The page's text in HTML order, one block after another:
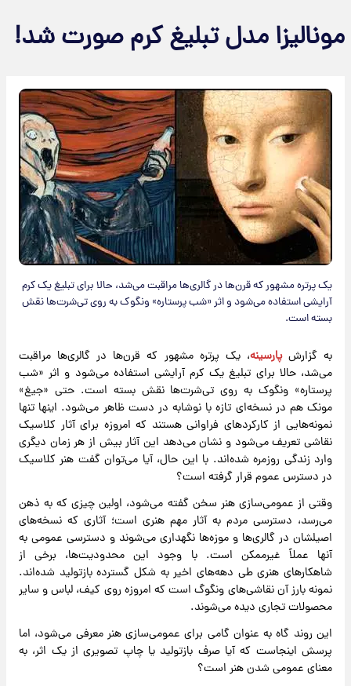
مونالیزا مدل تبلیغ کرم صورت شد!
یک پرتره مشهور که قرن‌ها در گالری‌ها مراقبت می‌شد، حالا برای تبلیغ یک کرم
آرایشی استفاده می‌شود و اثر «شب پرستاره» ونگوک به روی تی‌شرت‌ها نقش
بسته است.
به گزارشپارسینه، یک پرتره مشهور که قرن‌ها در گالری‌ها مراقبت
می‌شد، حالا برای تبلیغ یک کرم آرایشی استفاده می‌شود و اثر «شب
پرستاره» ونگوک به روی تی‌شرت‌ها نقش بسته است. حتی «جیغ»
مونک هم در نسخه‌ای تازه با نوشابه در دست ظاهر می‌شود. اینها تنها
نمونه‌هایی از کارکرد‌های فراوانی هستند که امروزه برای آثار کلاسیک
نقاشی تعریف می‌شود و نشان می‌دهد این آثار بیش از هر زمان دیگری
وارد زندگی روزمره شده‌اند. با این حال، آیا می‌توان گفت هنر کلاسیک
در دسترس عموم قرار گرفته است؟
وقتی از عمومی‌سازی هنر سخن گفته می‌شود، اولین چیزی که به ذهن
می‌رسد، دسترسی مردم به آثار مهم هنری است؛ آثاری که نسخه‌های
اصیلشان در گالری‌ها و موزه‌ها نگهداری می‌شوند و دسترسی عمومی به
آنها عملاً غیرممکن است. با وجود این محدودیت‌ها، برخی از
شاهکار‌های هنری طی دهه‌های اخیر به شکل گسترده بازتولید شده‌اند.
نمونه بارز آن نقاشی‌های ونگوگ است که امروزه روی کیف، لباس و سایر
محصولات تجاری دیده می‌شوند.
این روند گاه به عنوان گامی برای عمومی‌سازی هنر معرفی می‌شود، اما
پرسش اینجاست که آیا صرف بازتولید یا چاپ تصویری از یک اثر، به
معنای عمومی شدن هنر است؟